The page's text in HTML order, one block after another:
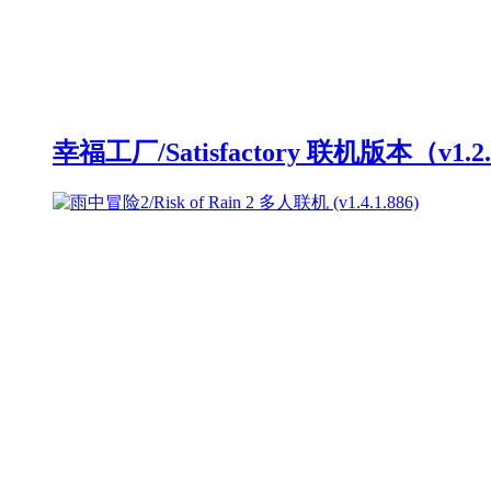
幸福工厂/Satisfactory 联机版本（